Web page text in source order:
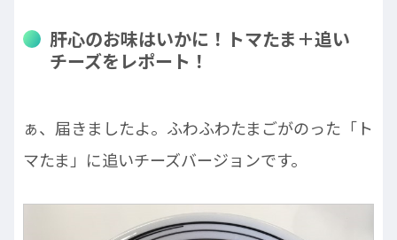
肝心のお味はいかに！トマたま＋追い
チーズをレポート！
ぁ、届きましたよ。ふわふわたまごがのった「ト
マたま」に追いチーズバージョンです。